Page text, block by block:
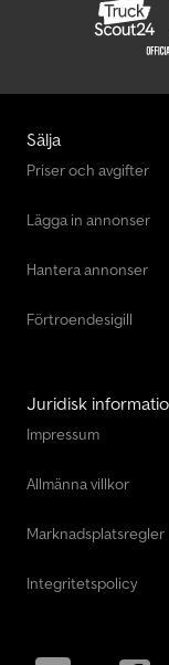
Sälja
Priser och avgifter
Lägga in annonser
Hantera annonser
Förtroendesigill
Juridisk
Impressum
Allmänna villkor
Marknadsplatsregler
Integritetspolicy